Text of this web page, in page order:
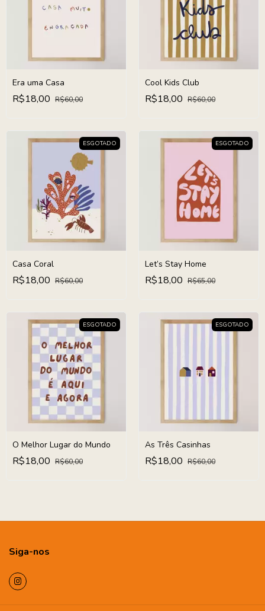
Era uma Casa
R$18,00 R$60,00
Cool Kids Club
R$18,00 R$60,00
ESGOTADO
Casa Coral
R$18,00 R$60,00
ESGOTADO
Let’s Stay Home
R$18,00 R$65,00
ESGOTADO
O Melhor Lugar do Mundo
R$18,00 R$60,00
ESGOTADO
As Três Casinhas
R$18,00 R$60,00
Siga-nos